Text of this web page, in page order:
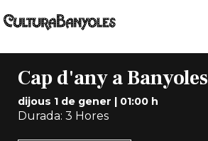
Cap d'any a Banyoles
dijous 1 de gener | 01:00 h
Durada: 3 Hores